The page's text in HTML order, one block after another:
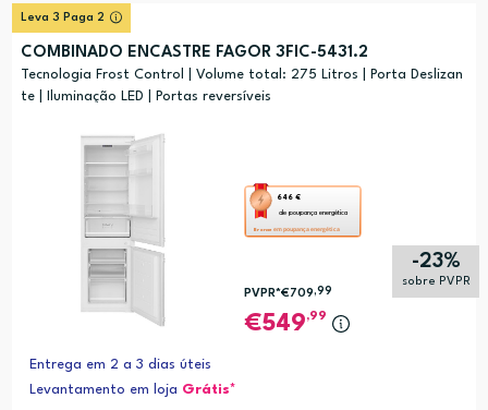
Leva 3 Paga 2
COMBINADO ENCASTRE FAGOR 3FIC-5431.2
Tecnologia Frost Control | Volume total: 275 Litros | Porta Deslizan
te | Iluminação LED | Portas reversíveis
646 €
de poupança energética
Bronze em poupança energética
Esta
ação
de
-23%
sobre PVPR
PVPR*€709,99
549,99
Entrega em 2 a 3 dias úteis
Levantamento em loja Grátis*